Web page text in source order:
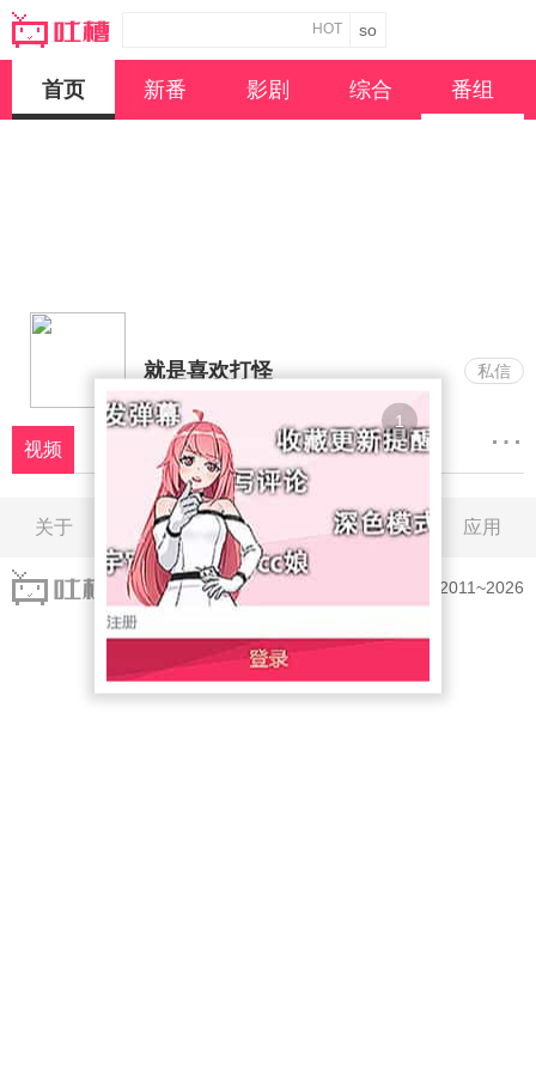
HOT
首页 新番 影剧 综合 番组
就是喜欢打怪 私信
…
视频
1
关于 联系 帮助 报错 应用
tucao©2011~2026